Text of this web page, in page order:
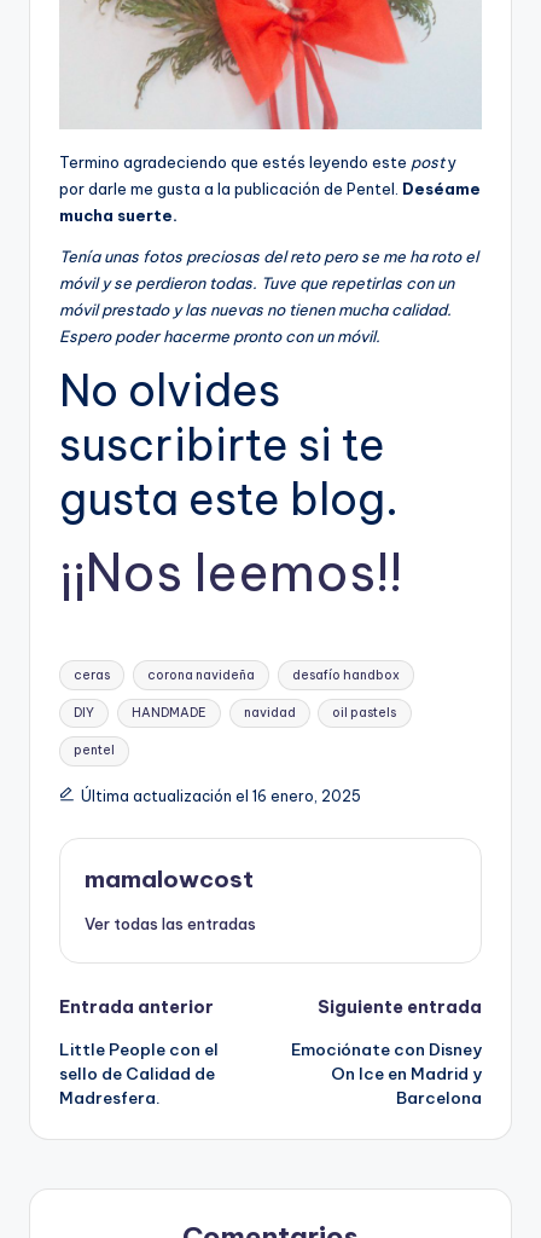
Termino agradeciendo que estés leyendo este posty
por darle me gusta a la publicación de Pentel. Deséame
mucha suerte.
Tenía unas fotos preciosas del reto pero se me ha roto el
móvil y se perdieron todas. Tuve que repetirlas con un
móvil prestado y las nuevas no tienen mucha calidad.
Espero poder hacerme pronto con un móvil.
No olvides
suscribirte si te
gusta este blog.
¡¡Nos leemos!!
Etiquetas:
ceras corona navideña desafío handbox
DIY HANDMADE navidad oil pastels
pentel
Última actualización el 16 enero, 2025
mamalowcost
Ver todas las entradas
Navegación
de
entradas
Entrada anterior
Little People con el
sello de Calidad de
Madresfera.
Siguiente entrada
Emociónate con Disney
On Ice en Madrid y
Barcelona